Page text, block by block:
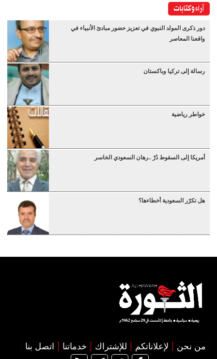
آراء وكتابات
دور ذكرى المولد النبوي في تعزيز حضور مبادئ الأنبياء في
واقعنا المعاصر
رسالة إلى تركيا وباكستان
خواطر رياضية
أمريكا إلى السقوط دُرْ ..رهان السعودي الخاسر
هل تكرّر السعودية أخطاءها؟
من نحن لإعلاناتكم للإشتراك خدماتنا اتصل بنا